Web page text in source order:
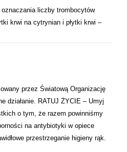
liczby trombocytów
krwi na cytrynian i płytki krwi –
przez Światową Organizację
działanie. RATUJ ŻYCIE – Umyj
o tym, że razem powinniśmy
na antybiotyki w opiece
przestrzeganie higieny rąk.